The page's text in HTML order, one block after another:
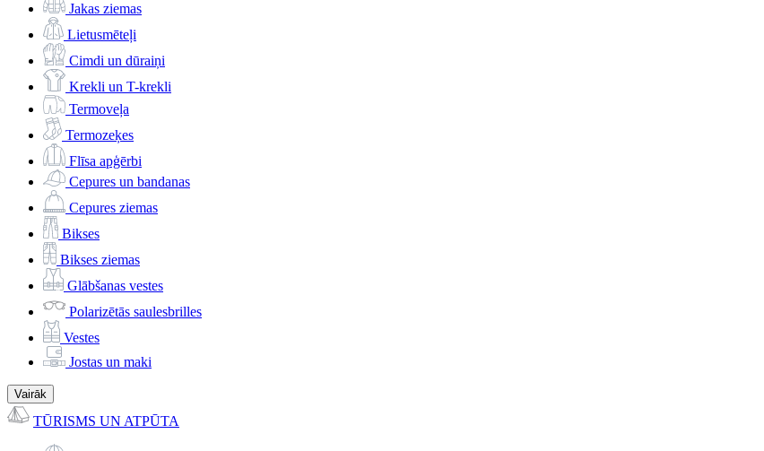
Jakas ziemas
Lietusmēteļi
Cimdi un dūraiņi
Krekli un T-krekli
Termoveļa
Termozeķes
Flīsa apģērbi
Cepures un bandanas
Cepures ziemas
Bikses
Bikses ziemas
Glābšanas vestes
Polarizētās saulesbrilles
Vestes
Jostas un maki
Vairāk
TŪRISMS UN ATPŪTA